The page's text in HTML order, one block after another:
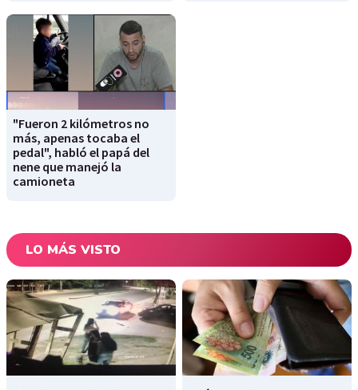
"Fueron 2 kilómetros no
más, apenas tocaba el
pedal", habló el papá del
nene que manejó la
camioneta
LO MÁS VISTO